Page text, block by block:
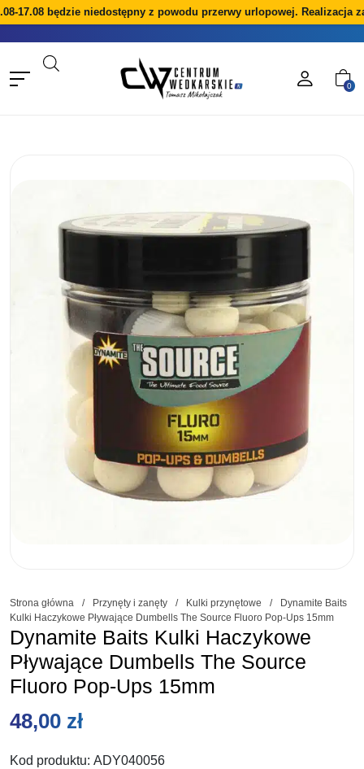
będzie niedostępny z powodu przerwy urlopowej. Realizacja
0
Strona główna / Przynęty i zanęty / Kulki przynętowe /
Dynamite Baits
Kulki Haczykowe Pływające Dumbells The Source Fluoro Pop-Ups 15mm
Dynamite Baits Kulki Haczykowe
Pływające Dumbells The Source
Fluoro Pop-Ups 15mm
48,00 zł
Kod produktu: ADY040056